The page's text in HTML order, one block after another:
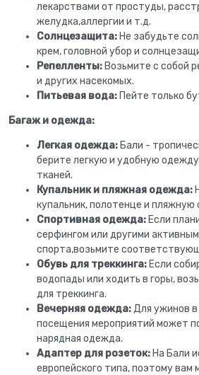
лекарствами от простуды,
желудка,аллергии и т.д.
Солнцезащита: Не забудьте
крем, головной убор и
Репелленты: Возьмите с собой
и других насекомых.
Питьевая вода: Пейте только
Багаж и одежда:
Легкая одежда: Бали -
берите легкую и удобную
тканей.
Купальник и пляжная одежда:
купальник, полотенце и пляжную
Спортивная одежда: Если
серфингом или другими
спорта,возьмите
Обувь для треккинга: Если
водопады или ходить в горы,
для треккинга.
Вечерняя одежда:Для ужинов
посещения мероприятий может
нарядная одежда.
Адаптер для розеток: На Бали
европейского типа, поэтому вам